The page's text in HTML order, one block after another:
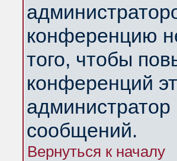
конференцию
того, чтобы
конференций
администратор
сообщений.
Вернуться к началу